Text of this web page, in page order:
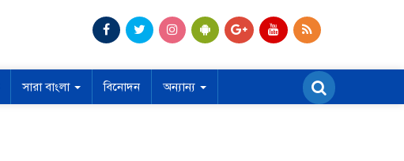
সারা বাংলা বিনোদন অন্যান্য